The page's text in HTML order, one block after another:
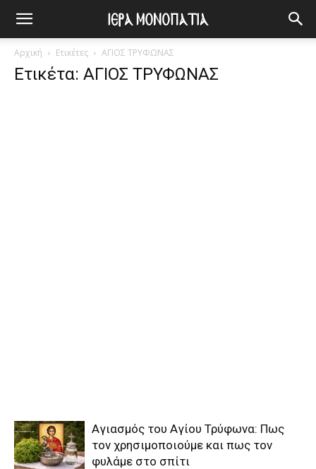
Αρχική Ετικέτες ΑΓΙΟΣ ΤΡΥΦΩΝΑΣ
Ετικέτα: ΑΓΙΟΣ ΤΡΥΦΩΝΑΣ
Αγιασμός του Αγίου Τρύφωνα: Πως
τον χρησιμοποιούμε και πως τον
φυλάμε στο σπίτι